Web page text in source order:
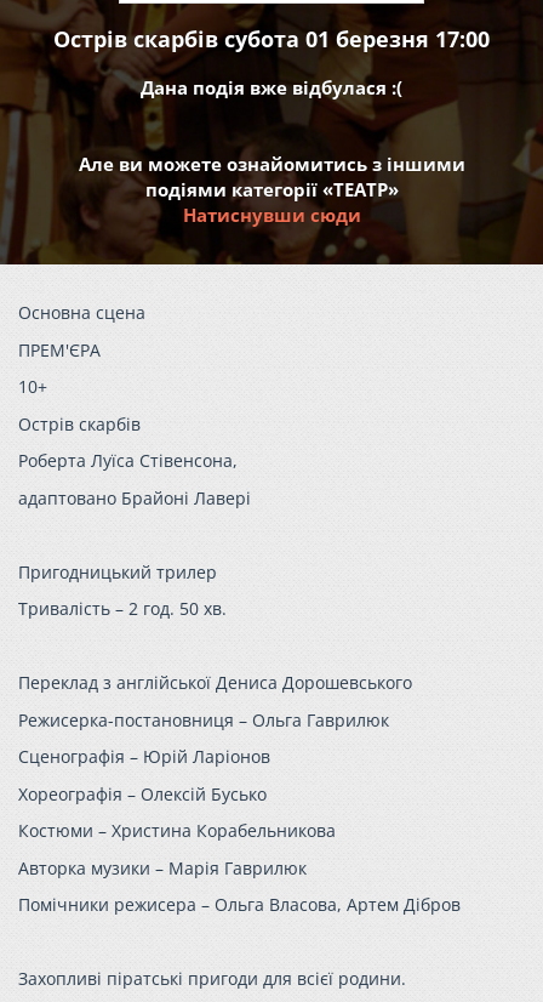
Острів скарбів субота 01 березня 17:00
Дана подія вже відбулася :(
Але ви можете ознайомитись з іншими
подіями категорії «ТЕАТР»
Натиснувши сюди
Основна сцена
ПРЕМ'ЄРА
10+
Острів скарбів
Роберта Луїса Стівенсона,
адаптовано Брайоні Лавері
Пригодницький трилер
Тривалість – 2 год. 50 хв.
Переклад з англійської Дениса Дорошевського
Режисерка-постановниця – Ольга Гаврилюк
Сценографія – Юрій Ларіонов
Хореографія – Олексій Бусько
Костюми – Христина Корабельникова
Авторка музики – Марія Гаврилюк
Помічники режисера – Ольга Власова, Артем Дібров
Захопливі піратські пригоди для всієї родини.